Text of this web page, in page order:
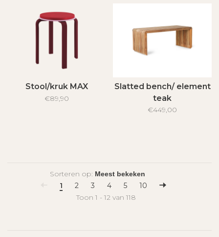
Stool/kruk MAX
€89,90
Slatted bench/ element
teak
€449,00
Sorteren op:
1
2 3 4 5
10
Toon 1 - 12 van 118